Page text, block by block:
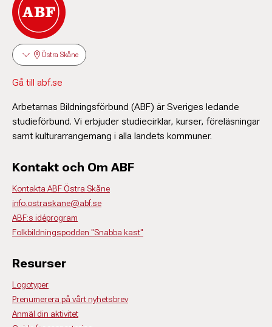
Östra Skåne
Gå till abf.se
Arbetarnas Bildningsförbund (ABF) är Sveriges ledande
studieförbund. Vi erbjuder studiecirklar, kurser, föreläsningar
samt kulturarrangemang i alla landets kommuner.
Kontakt och Om ABF
Kontakta ABF Östra Skåne
info.ostraskane@abf.se
ABF:s idéprogram
Folkbildningspodden "Snabba kast"
Resurser
Logotyper
Prenumerera på vårt nyhetsbrev
Anmäl din aktivitet